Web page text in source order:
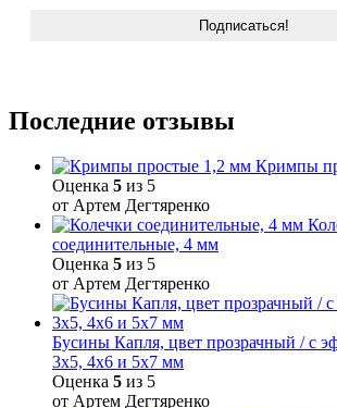
Последние отзывы
Кримпы
Оценка 5 из 5
от Артем Дегтяренко
соединительные, 4 мм
Оценка 5 из 5
от Артем Дегтяренко
Бусины Капля, цвет прозрачный / с
3х5, 4х6 и 5х7 мм
Оценка 5 из 5
от Артем Дегтяренко